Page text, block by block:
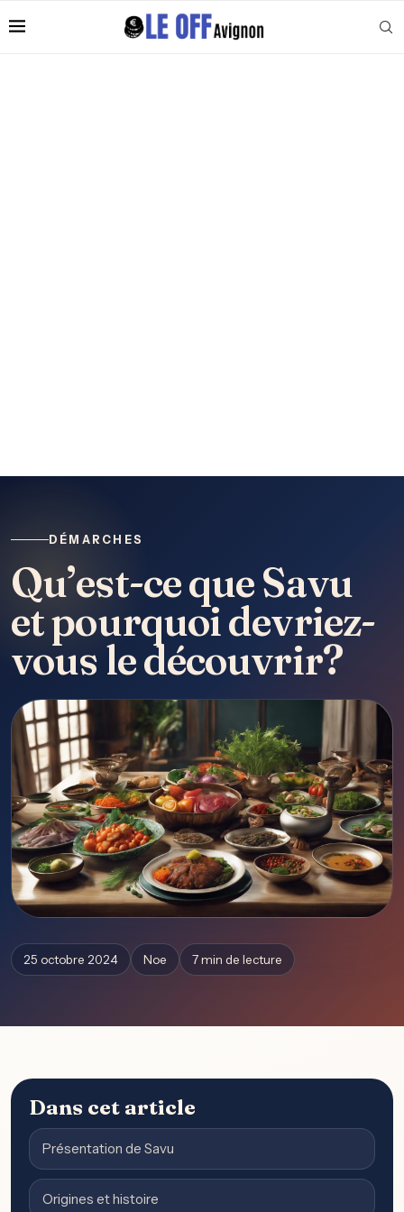
DÉMARCHES
Qu’est-ce que Savu
et pourquoi devriez-
vous le découvrir?
25 octobre 2024 Noe 7 min de lecture
Dans cet article
Présentation de Savu
Origines et histoire